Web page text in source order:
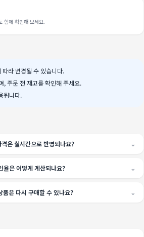
함께 확인해 보세요.
라 변경될 수 있습니다.
, 주문 전 재고를 확인해 주세요.
됩니다.
은 실시간으로 반영되나요? ⌄
율은 어떻게 계산되나요? ⌄
품은 다시 구매할 수 있나요? ⌄